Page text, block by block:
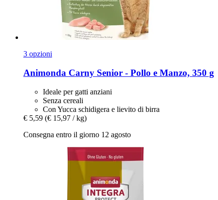
3 opzioni
Animonda Carny Senior -​ Pollo e Manzo, 350 g
Ideale per gatti anziani
Senza cereali
Con Yucca schidigera e lievito di birra
€ 5,59 (€ 15,97 / kg)
Consegna entro il giorno 12 agosto